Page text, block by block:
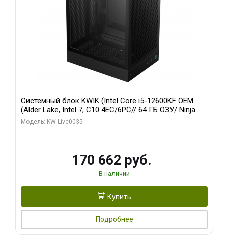
Системный блок KWIK (Intel Core i5-12600KF OEM
(Alder Lake, Intel 7, C10 4EC/6PC// 64 ГБ ОЗУ/ Ninja
Sinotex GTX1650 4GB 128bit GDDR6 DVI DP HDMI 2/
Модель: KW-Live0035
170 662 руб.
В наличии
Купить
Подробнее